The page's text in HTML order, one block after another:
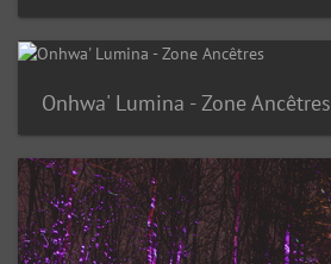
Onhwa' Lumina - Zone Ancêtres